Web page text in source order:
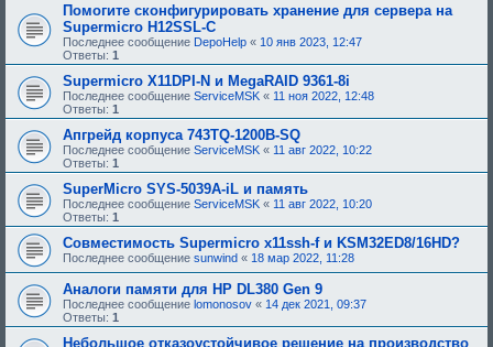
Помогите сконфигурировать хранение для сервера на
Supermicro H12SSL-C
Последнее сообщение DepoHelp « 10 янв 2023, 12:47
Ответы: 1
Supermicro X11DPI-N и MegaRAID 9361-8i
Последнее сообщение ServiceMSK « 11 ноя 2022, 12:48
Ответы: 1
Апгрейд корпуса 743TQ-1200B-SQ
Последнее сообщение ServiceMSK « 11 авг 2022, 10:22
Ответы: 1
SuperMicro SYS-5039A-iL и память
Последнее сообщение ServiceMSK « 11 авг 2022, 10:20
Ответы: 1
Совместимость Supermicro x11ssh-f и KSM32ED8/16HD?
Последнее сообщение sunwind « 18 мар 2022, 11:28
Аналоги памяти для HP DL380 Gen 9
Последнее сообщение lomonosov « 14 дек 2021, 09:37
Ответы: 1
Небольшое отказоустойчивое решение на производство